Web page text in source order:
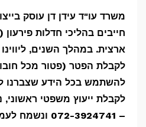
משרד עו"ד עידן דן עוסק
חייבים בהליכי חדלות
ארצית. במהלך השנים,
לקבלת הפטר (פטור מכל
להשתמש בכל הידע שצברנו
לקבלת ייעוץ משפטי ראשוני,
– 072-3924741 ונשמח לעמוד לרשותך.